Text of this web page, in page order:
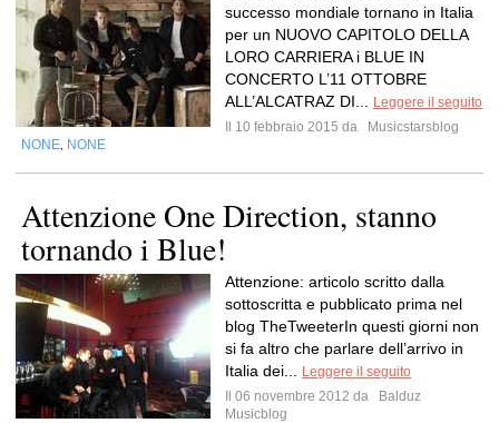
successo mondiale tornano in Italia
per un NUOVO CAPITOLO DELLA
LORO CARRIERA i BLUE IN
CONCERTO L’11 OTTOBRE
ALL’ALCATRAZ DI...
Leggere il seguito
Il 10 febbraio 2015 da
Musicstarsblog
NONE NONE
Attenzione One Direction, stanno
tornando i Blue!
Attenzione: articolo scritto dalla
sottoscritta e pubblicato prima nel
blog TheTweeterIn questi giorni non
si fa altro che parlare dell’arrivo in
Italia dei...
Leggere il seguito
Il 06 novembre 2012 da
Balduz
Musicblog